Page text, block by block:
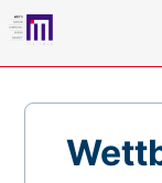
Direkt
zum
Inhalt
Lernen